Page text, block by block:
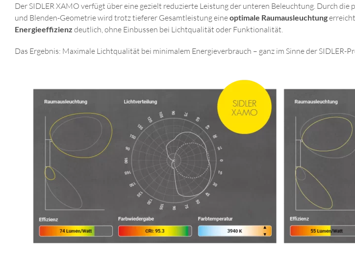
Der SIDLER XAMO verfügt über eine gezielt reduzierte Leistung der unteren Beleuchtung. Durch
und Blenden-Geometrie wird trotz tieferer Gesamtleistung eineoptimale Raumausleuchtung
Energieeffizienz deutlich, ohne Einbussen bei Lichtqualität oder Funktionalität.
Das Ergebnis: Maximale Lichtqualität bei minimalem Energieverbrauch – ganz im Sinne der SIDLER-